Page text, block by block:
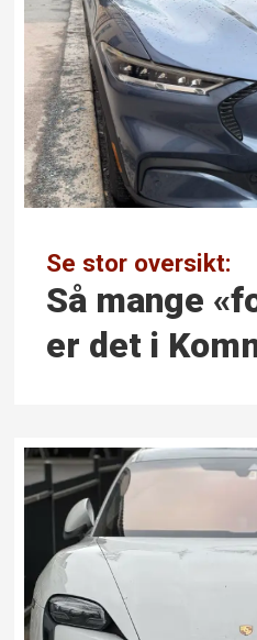
Se stor oversikt:
Så mange
er det i